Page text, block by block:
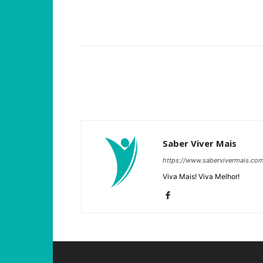
Saber Viver Mais
https://
Viva Mais! Viva Melhor!